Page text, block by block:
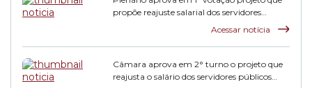
propõe reajuste salarial dos servidores
Acessar notícia
Câmara aprova em 2° turno o projeto que
reajusta o salário dos servidores públicos